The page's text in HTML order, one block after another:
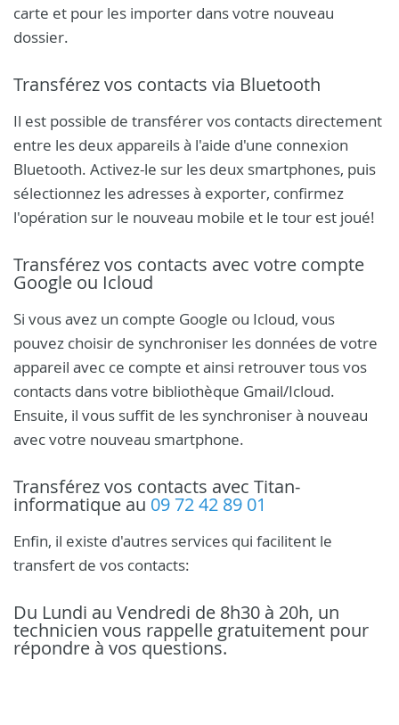
carte et pour les importer dans votre nouveau
dossier.
Transférez vos contacts via Bluetooth
Il est possible de transférer vos contacts directement
entre les deux appareils à l'aide d'une connexion
Bluetooth. Activez-le sur les deux smartphones, puis
sélectionnez les adresses à exporter, confirmez
l'opération sur le nouveau mobile et le tour est joué!
Transférez vos contacts avec votre compte
Google ou Icloud
Si vous avez un compte Google ou Icloud, vous
pouvez choisir de synchroniser les données de votre
appareil avec ce compte et ainsi retrouver tous vos
contacts dans votre bibliothèque Gmail/Icloud.
Ensuite, il vous suffit de les synchroniser à nouveau
avec votre nouveau smartphone.
Transférez vos contacts avec Titan-
informatique au 09 72 42 89 01
Enfin, il existe d'autres services qui facilitent le
transfert de vos contacts:
Du Lundi au Vendredi de 8h30 à 20h, un
technicien vous rappelle gratuitement pour
répondre à vos questions.